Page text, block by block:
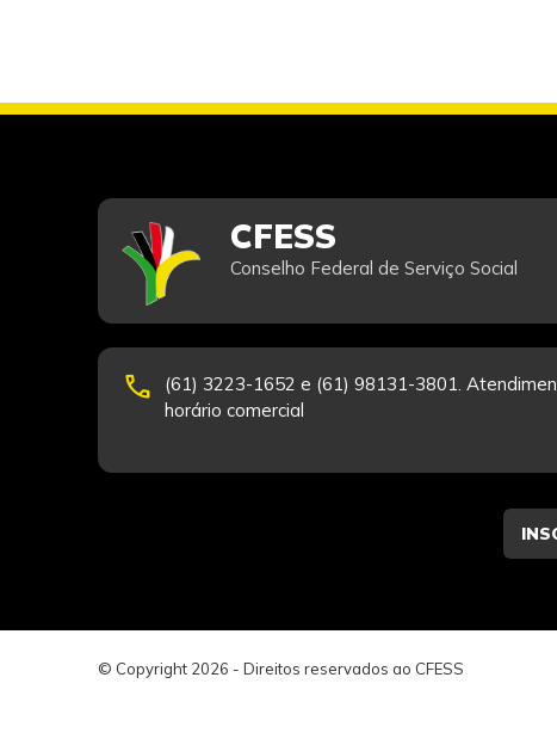
CFESS
Conselho Federal de Serviço Social
phone
(61) 3223-1652 e (61) 98131-3801.
horário comercial
© Copyright 2026 - Direitos reservados ao CFESS